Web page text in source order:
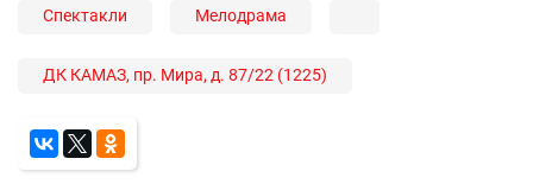
Спектакли Мелодрама
ДК КАМАЗ, пр. Мира, д. 87/22 (1225)